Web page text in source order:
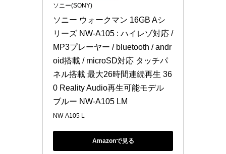
ソニー(SONY)
ソニー ウォークマン 16GB Aシ
リーズ NW-A105 : ハイレゾ対応 /
MP3プレーヤー / bluetooth / andr
oid搭載 / microSD対応 タッチパ
ネル搭載 最大26時間連続再生 36
0 Reality Audio再生可能モデル
ブルー NW-A105 LM
NW-A105 L
Amazonで見る